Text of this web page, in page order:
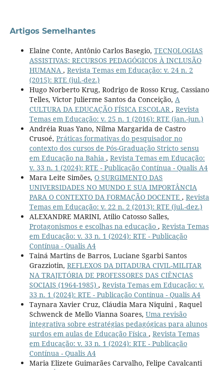
Artigos Semelhantes
Elaine Conte, Antônio Carlos Basegio, TECNOLOGIAS
ASSISTIVAS: RECURSOS PEDAGÓGICOS À INCLUSÃO
HUMANA , Revista Temas em Educação: v. 24 n. 2
(2015): RTE (jul.-dez.)
Hugo Norberto Krug, Rodrigo de Rosso Krug, Cassiano
Telles, Victor Julierme Santos da Conceição, A
CULTURA DA EDUCAÇÃO FÍSICA ESCOLAR, Revista
Temas em Educação: v. 25 n. 1 (2016): RTE (jan.-jun.)
Andréia Ruas Yano, Nilma Margarida de Castro
Crusoé, Práticas formativas do pesquisador no
contexto dos cursos de Pós-Graduação Stricto sensu
em Educação na Bahia , Revista Temas em Educação:
v. 33 n. 1 (2024): RTE - Publicação Contínua - Qualis A4
Mara Leite Simões, O SURGIMENTO DAS
UNIVERSIDADES NO MUNDO E SUA IMPORTÂNCIA
PARA O CONTEXTO DA FORMAÇÃO DOCENTE , Revista
Temas em Educação: v. 22 n. 2 (2013): RTE (jul.-dez.)
ALEXANDRE MARINI, Atilio Catosso Salles,
Protagonismos e escolhas na educação , Revista Temas
em Educação: v. 33 n. 1 (2024): RTE - Publicação
Contínua - Qualis A4
Tainá Martins de Barros, Luciane Sgarbi Santos
Grazziotin, REFLEXOS DA DITADURA CIVIL-MILITAR
NA TRAJETÓRIA DE PROFESSORES DAS CIÊNCIAS
SOCIAIS (1964-1985) , Revista Temas em Educação: v.
33 n. 1 (2024): RTE - Publicação Contínua - Qualis A4
Taynara Xavier Cruz, Cláudia Mara Niquini , Raquel
Schwenck de Mello Vianna Soares, Uma revisão
integrativa sobre estratégias pedagógicas para alunos
surdos em aulas de Educação Física , Revista Temas
em Educação: v. 33 n. 1 (2024): RTE - Publicação
Contínua - Qualis A4
Maria Elizete Guimarães Carvalho, Felipe Cavalcanti